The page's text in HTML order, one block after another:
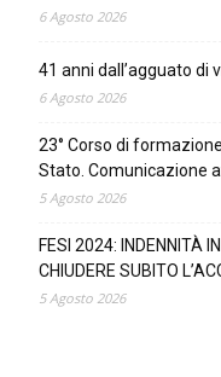
6 Agosto 2026
41 anni dall’agguato di
6 Agosto 2026
23° Corso di
Stato. Comunicazione
5 Agosto 2026
FESI 2024: INDENNITÀ
CHIUDERE SUBITO
5 Agosto 2026